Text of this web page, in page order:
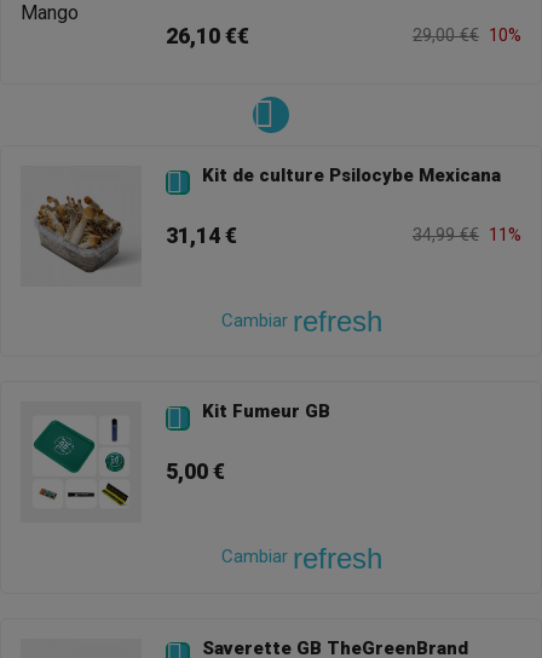
26,10 €€ 29,00 €€ 10%
 Kit de culture Psilocybe Mexicana
31,14 € 34,99 €€ 11%
Cambiar refresh
 Kit Fumeur GB
5,00 €
Cambiar refresh
Saverette GB TheGreenBrand